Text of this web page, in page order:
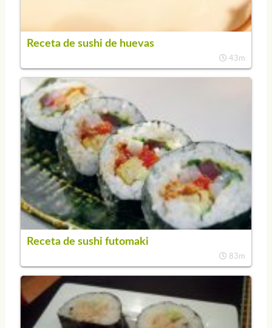
Receta de sushi de huevas
43m
Receta de sushi futomaki
83m